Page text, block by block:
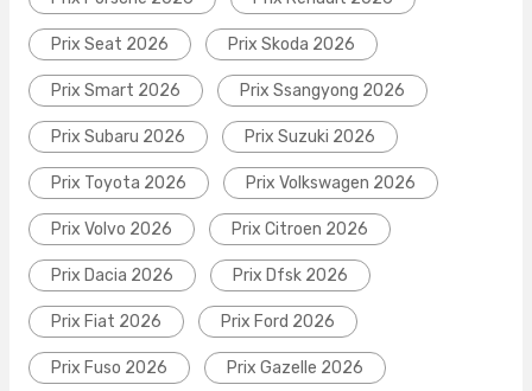
Prix Seat 2026 Prix Skoda 2026
Prix Smart 2026 Prix Ssangyong 2026
Prix Subaru 2026 Prix Suzuki 2026
Prix Toyota 2026 Prix Volkswagen 2026
Prix Volvo 2026 Prix Citroen 2026
Prix Dacia 2026 Prix Dfsk 2026
Prix Fiat 2026 Prix Ford 2026
Prix Fuso 2026 Prix Gazelle 2026